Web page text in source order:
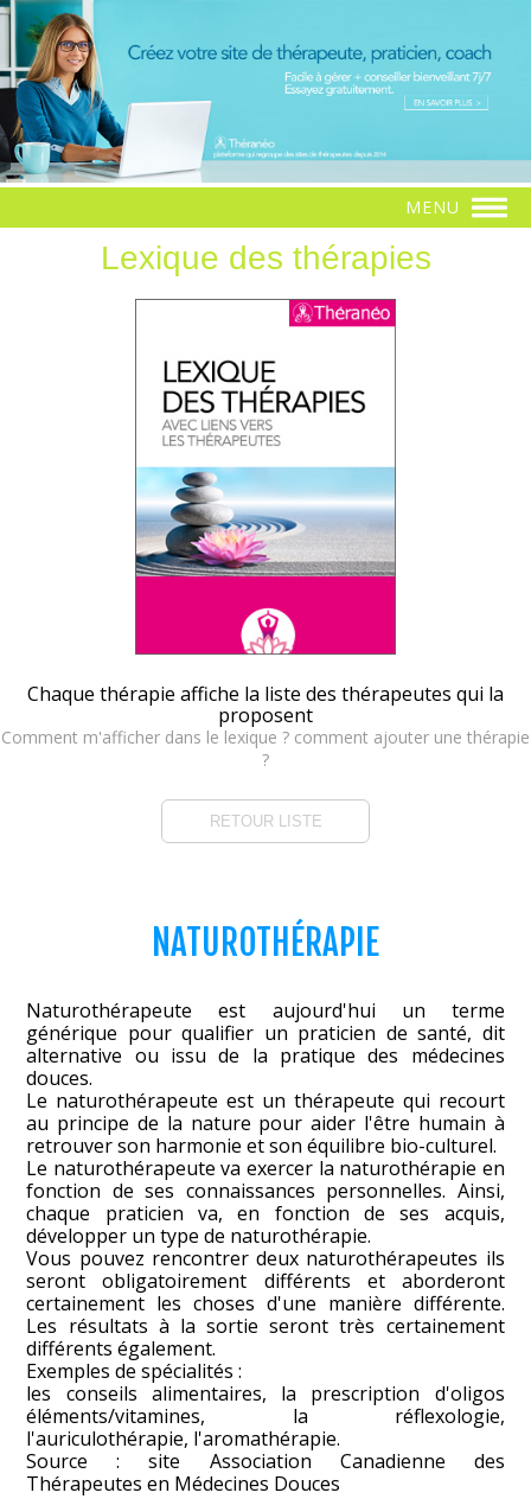
MENU
Lexique des thérapies
Chaque thérapie affiche la liste des thérapeutes qui la
proposent
Comment m'afficher dans le lexique ? comment ajouter une thérapie
?
RETOUR LISTE
NATUROTHÉRAPIE
Naturothérapeute est aujourd'hui un terme
générique pour qualifier un praticien de santé, dit
alternative ou issu de la pratique des médecines
douces.
Le naturothérapeute est un thérapeute qui recourt
au principe de la nature pour aider l'être humain à
retrouver son harmonie et son équilibre bio-culturel.
Le naturothérapeute va exercer la naturothérapie en
fonction de ses connaissances personnelles. Ainsi,
chaque praticien va, en fonction de ses acquis,
développer un type de naturothérapie.
Vous pouvez rencontrer deux naturothérapeutes ils
seront obligatoirement différents et aborderont
certainement les choses d'une manière différente.
Les résultats à la sortie seront très certainement
différents également.
Exemples de spécialités :
les conseils alimentaires, la prescription d'oligos
éléments/vitamines, la réflexologie,
l'auriculothérapie, l'aromathérapie.
Source : site Association Canadienne des
Thérapeutes en Médecines Douces